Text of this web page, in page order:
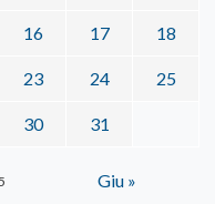
16 17 18
23 24 25
30 31
Giu »